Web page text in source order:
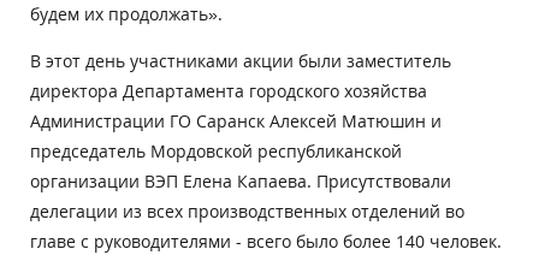
будем их продолжать».
В этот день участниками акции были заместитель
директора Департамента городского хозяйства
Администрации ГО Саранск Алексей Матюшин и
председатель Мордовской республиканской
организации ВЭП Елена Капаева. Присутствовали
делегации из всех производственных отделений во
главе с руководителями - всего было более 140 человек.